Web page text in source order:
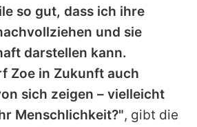
so gut, dass ich ihre
und sie
darstellen kann.
Zoe in Zukunft auch
sich zeigen – vielleicht
Menschlichkeit?", gibt die